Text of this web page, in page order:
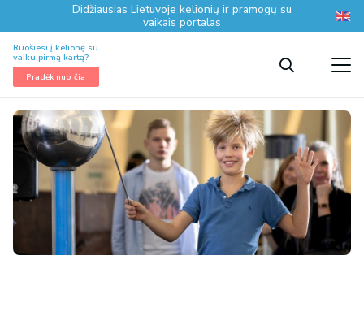
Didžiausias Lietuvoje kelionių ir pramogų su
vaikais portalas
Ruošiesi į kelionę su
vaiku pirmą kartą?
Pradėk nuo čia